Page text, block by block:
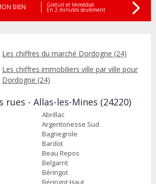
BIEN Gratuit et Immédiat
En 2 minutes seulement
Les chiffres du marché Dordogne (24)
Les chiffres immobiliers ville par ville pour
Dordogne (24)
rues - Allas-les-Mines (24220)
Abrillac
Argentonesse Sud
Bagnegrole
Bardot
Beau Repos
Belgarrit
Béringot
Béringot Haut